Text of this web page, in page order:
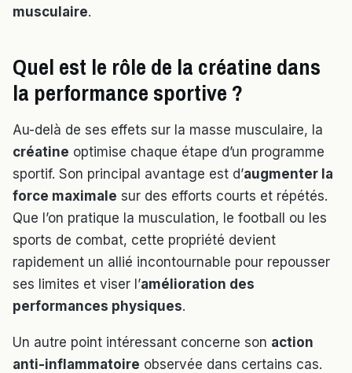
musculaire.
Quel est le rôle de la créatine dans
la performance sportive ?
Au-delà de ses effets sur la masse musculaire, la
créatine optimise chaque étape d’un programme
sportif. Son principal avantage est d’augmenter la
force maximale sur des efforts courts et répétés.
Que l’on pratique la musculation, le football ou les
sports de combat, cette propriété devient
rapidement un allié incontournable pour repousser
ses limites et viser l’amélioration des
performances physiques.
Un autre point intéressant concerne son action
anti-inflammatoire observée dans certains cas.